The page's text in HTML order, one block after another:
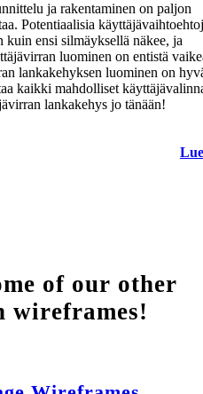
ja rakentaminen on paljon
Potentiaalisia
ensi silmäyksellä näkee, ja
luominen on entistä
lankakehyksen luominen on
kaikki mahdolliset
lankakehys jo tänään!
of our other
wireframes!